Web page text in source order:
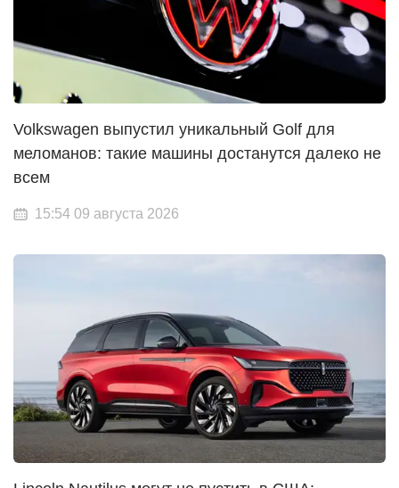
Volkswagen выпустил уникальный Golf для
меломанов: такие машины достанутся далеко не
всем
15:54 09 августа 2026